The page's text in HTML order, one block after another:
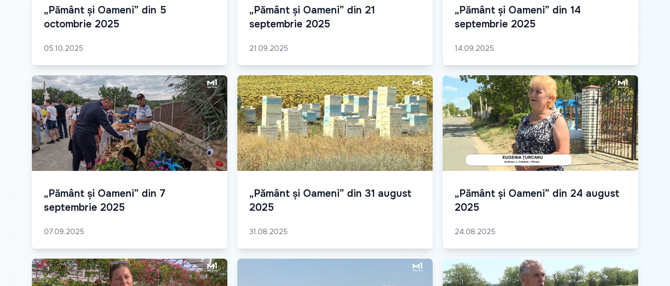
„Pământ și Oameni” din 5
octombrie 2025
05.10.2025
„Pământ și Oameni” din 21
septembrie 2025
21.09.2025
„Pământ și Oameni” din 14
septembrie 2025
14.09.2025
„Pământ și Oameni” din 7
septembrie 2025
07.09.2025
„Pământ și Oameni” din 31 august
2025
31.08.2025
„Pământ și Oameni” din 24 august
2025
24.08.2025